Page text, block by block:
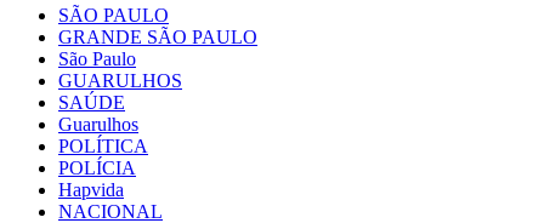
SÃO PAULO
GRANDE SÃO PAULO
São Paulo
GUARULHOS
SAÚDE
Guarulhos
POLÍTICA
POLÍCIA
Hapvida
NACIONAL